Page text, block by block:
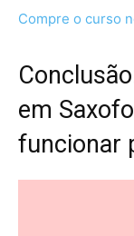
Compre o curso
em
funcionar